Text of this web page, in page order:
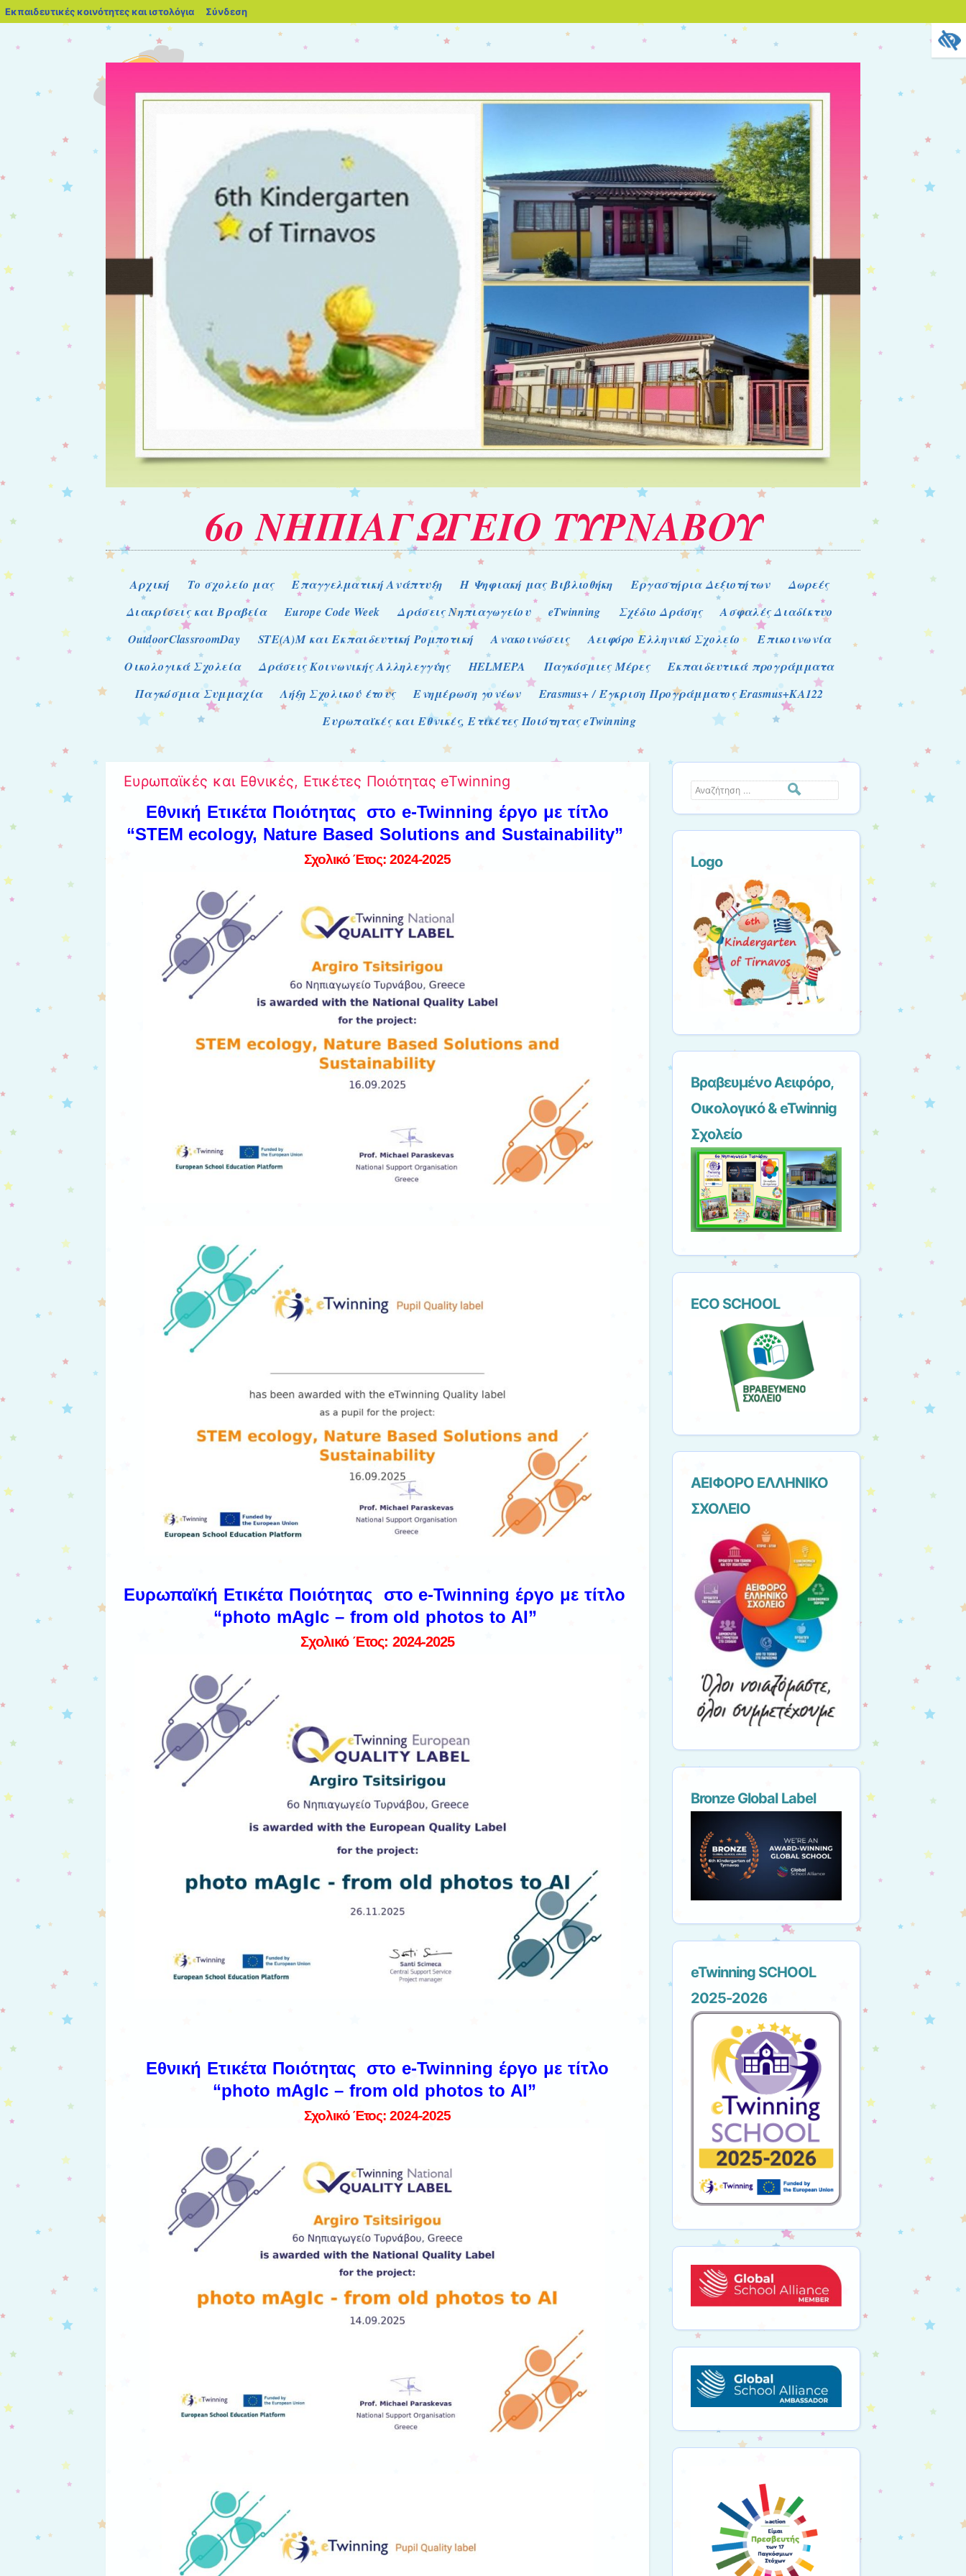
Εκπαιδευτικές κοινότητες και ιστολόγια blogs.sch.gr
Σύνδεση
6ο ΝΗΠΙΑΓΩΓΕΙΟ ΤΥΡΝΑΒΟΥ
Μενού
Μετάβαση στο περιεχόμενο
Αρχική Το σχολείο μας Επαγγελματική Ανάπτυξη Η Ψηφιακή μας Βιβλιοθήκη Εργαστήρια Δεξιοτήτων
Δωρεές
Διακρίσεις και Βραβεία
Europe Code Week Δράσεις Νηπιαγωγείου eTwinning Σχέδιο Δράσης
Ασφαλές Διαδίκτυο
OutdoorClassroomDay
STE(A)M και Εκπαιδευτική Ρομποτική Ανακοινώσεις Αειφόρο Ελληνικό Σχολείο
Επικοινωνία
Οικολογικά Σχολεία
Δράσεις Κοινωνικής Αλληλεγγύης HELMEPA Παγκόσμιες Μέρες
Εκπαιδευτικά προγράμματα
Παγκόσμια Συμμαχία
Λήξη Σχολικού έτους Ενημέρωση γονέων
Erasmus+ / Έγκριση Προγράμματος Erasmus+KA122
Ευρωπαϊκές και Εθνικές, Ετικέτες Ποιότητας eTwinning
Ευρωπαϊκές και Εθνικές, Ετικέτες Ποιότητας eTwinning
Εθνική Ετικέτα Ποιότητας στο e-Twinning έργο με τίτλο
“STEM ecology, Nature Based Solutions and Sustainability”
Σχολικό Έτος: 2024-2025
Ευρωπαϊκή Ετικέτα Ποιότητας στο e-Twinning έργο με τίτλο
“photo mAgIc – from old photos to AI”
Σχολικό Έτος: 2024-2025
Εθνική Ετικέτα Ποιότητας στο e-Twinning έργο με τίτλο
“photo mAgIc – from old photos to AI”
Σχολικό Έτος: 2024-2025
Αναζήτηση
Logo
Βραβευμένο Αειφόρο,
Οικολογικό & eTwinnig
Σχολείο
ECO SCHOOL
ΑΕΙΦΟΡΟ ΕΛΛΗΝΙΚΟ
ΣΧΟΛΕΙΟ
Bronze Global Label
eTwinning SCHOOL
2025-2026